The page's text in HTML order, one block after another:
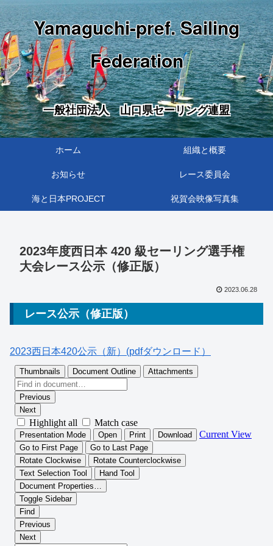
Yamaguchi-pref. Sailing
Federation
一般社団法人 山口県セーリング連盟
ホーム 組織と概要
お知らせ レース委員会
海と日本PROJECT 祝賀会映像写真集
2023年度⻄日本 420 級セーリング選手権
大会レース公示（修正版）
2023.06.28
レース公示（修正版）
2023西日本420公示（新）(pdfダウンロード）